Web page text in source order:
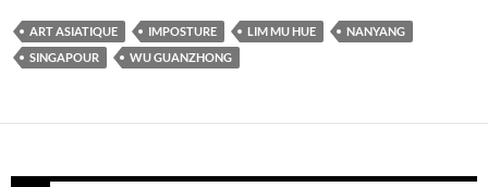
ART ASIATIQUE IMPOSTURE LIM MU HUE
NANYANG
SINGAPOUR
WU GUANZHONG